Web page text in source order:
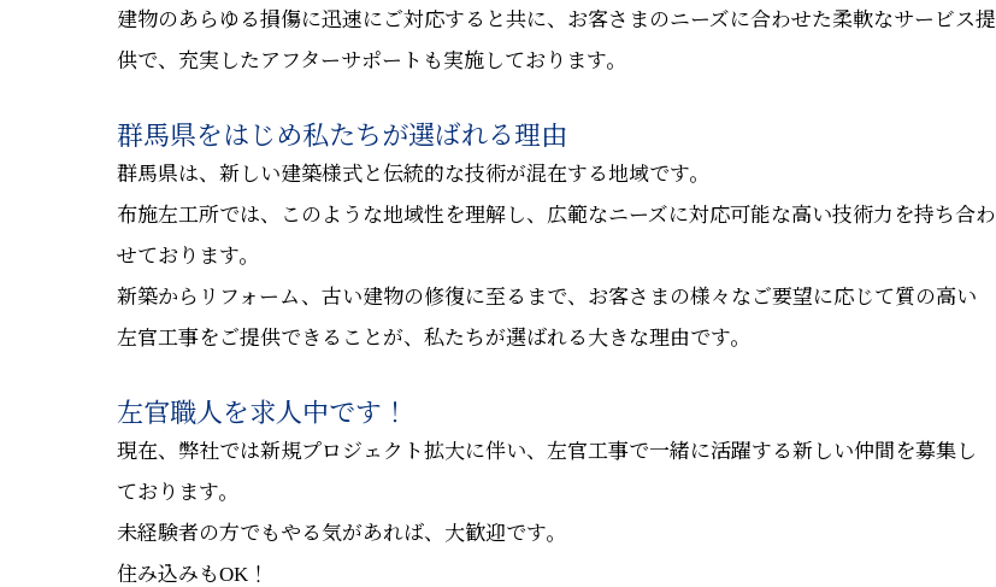
建物のあらゆる損傷に迅速にご対応すると共に、お客さまのニーズに合わせた柔軟なサービス提
供で、充実したアフターサポートも実施しております。
群馬県をはじめ私たちが選ばれる理由
群馬県は、新しい建築様式と伝統的な技術が混在する地域です。
布施左工所では、このような地域性を理解し、広範なニーズに対応可能な高い技術力を持ち合わ
せております。
新築からリフォーム、古い建物の修復に至るまで、お客さまの様々なご要望に応じて質の高い
左官工事をご提供できることが、私たちが選ばれる大きな理由です。
左官職人を求人中です！
現在、弊社では新規プロジェクト拡大に伴い、左官工事で一緒に活躍する新しい仲間を募集し
ております。
未経験者の方でもやる気があれば、大歓迎です。
住み込みもOK！